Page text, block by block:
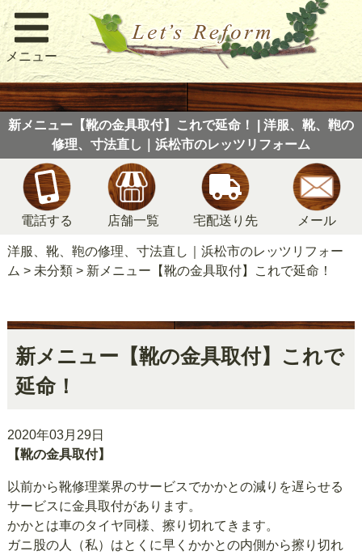
メニュー
新メニュー【靴の金具取付】これで延命！ | 洋服、靴、鞄の
修理、寸法直し｜浜松市のレッツリフォーム
電話する 店舗一覧 宅配送り先 メール
洋服、靴、鞄の修理、寸法直し｜浜松市のレッツリフォー
ム > 未分類> 新メニュー【靴の金具取付】これで延命！
新メニュー【靴の金具取付】これで
延命！
2020年03月29日
【靴の金具取付】
以前から靴修理業界のサービスでかかとの減りを遅らせる
サービスに金具取付があります。
かかとは車のタイヤ同様、擦り切れてきます。
ガニ股の人（私）はとくに早くかかとの内側から擦り切れ